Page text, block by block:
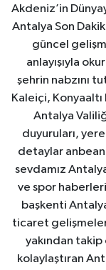
Akdeniz’in
Antalya Son
güncel
anlayışıyla
şehrin nabzını
Kaleiçi, Konyaaltı
Antalya
duyuruları,
detaylar anbean
sevdamız
ve spor
başkenti
ticaret
yakından takip
kolaylaştıran